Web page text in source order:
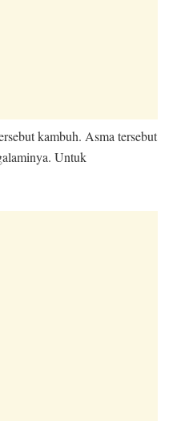
kambuh. Asma tersebut
Untuk